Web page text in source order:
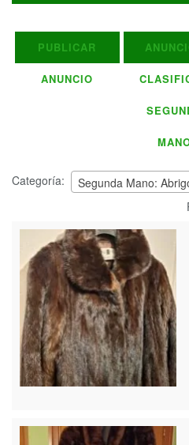
PUBLICAR
ANUNCIO
Categoría:
Segunda Mano: